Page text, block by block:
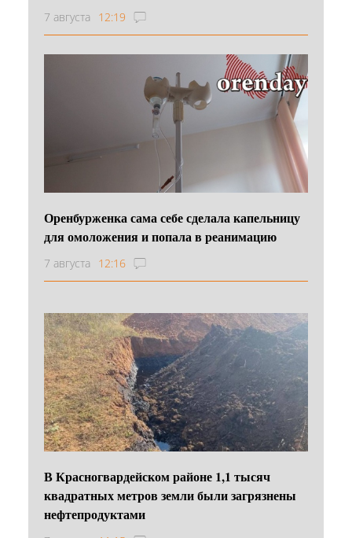
7 августа 12:19
Оренбурженка сама себе сделала капельницу
для омоложения и попала в реанимацию
7 августа 12:16
В Красногвардейском районе 1,1 тысяч
квадратных метров земли были загрязнены
нефтепродуктами